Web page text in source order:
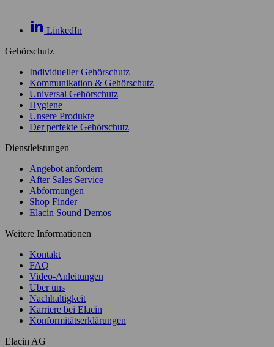
LinkedIn
Gehörschutz
Individueller Gehörschutz
Kommunikation & Gehörschutz
Universal Gehörschutz
Hygiene
Unsere Produkte
Der perfekte Gehörschutz
Dienstleistungen
Angebot anfordern
After Sales Service
Abformungen
Shop Finder
Elacin Sound Demos
Weitere Informationen
Kontakt
FAQ
Video-Anleitungen
Über uns
Nachhaltigkeit
Karriere bei Elacin
Konformitätserklärungen
Elacin AG